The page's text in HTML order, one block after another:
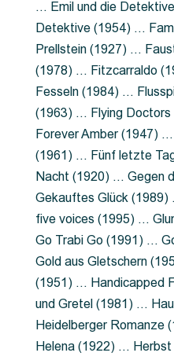
… Emil und die
Detektive (1954) …
Prellstein (1927) …
(1978) … Fitzcarraldo
Fesseln (1984) …
(1963) … Flying
Forever Amber (1947)
(1961) … Fünf letzte
Nacht (1920) … Gegen
Gekauftes Glück
five voices (1995) …
Go Trabi Go (1991) …
Gold aus Gletschern
(1951) … Handicapped
und Gretel (1981) …
Heidelberger
Helena (1922) …